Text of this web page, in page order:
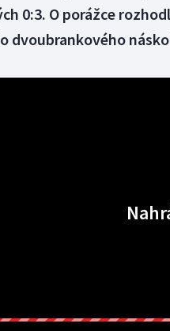
0:3. O porážce
dvoubrankového